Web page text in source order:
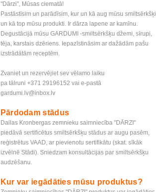
"Dārzi", Mūsas ciematā!
Pastāstīsim un parādīsim, kur un kā aug mūsu smiltsērkšķi
un kā top mūsu produkti. Ir dārza lapene ar kamīnu.
Degustācijā mūsu GARDUMI -smiltsērkšķu džemi, sīrupi,
tēja, karstais dzēriens. Iepazīstināsim ar dažādām pašu
izstrādātām receptēm.
Zvaniet un rezervējiet sev vēlamo laiku
pa tālruni +371 29196152 vai e-pastā
gardumi.lv@inbox.lv
Pārdodam stādus
Dailas Kronbergas zemnieku saimniecība "DĀRZI"
piedāvā sertificētus smiltsērkšķu stādus ar augu pasēm,
reģistrētus VAAD, ar pievienotu sertifikātu (skat. sīkāk
izvēlnē Stādi). Sniedzam konsultācijas par smiltsērkšķu
audzēšanu.
Kur var iegādāties mūsu produktus?